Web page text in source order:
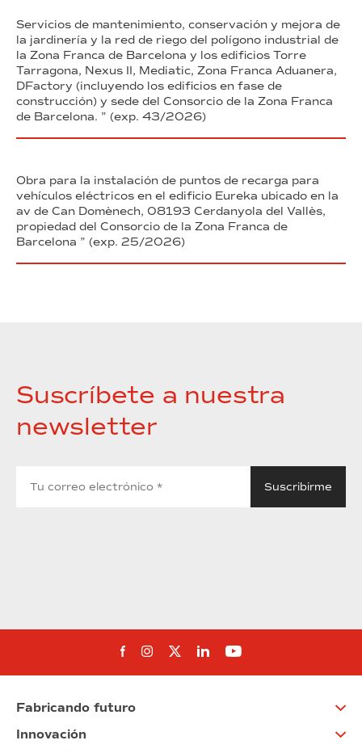
Servicios de mantenimiento, conservación y mejora de
la jardinería y la red de riego del polígono industrial de
la Zona Franca de Barcelona y los edificios Torre
Tarragona, Nexus II, Mediatic, Zona Franca Aduanera,
DFactory (incluyendo los edificios en fase de
construcción) y sede del Consorcio de la Zona Franca
de Barcelona. ” (exp. 43/2026)
Obra para la instalación de puntos de recarga para
vehículos eléctricos en el edificio Eureka ubicado en la
av de Can Domènech, 08193 Cerdanyola del Vallès,
propiedad del Consorcio de la Zona Franca de
Barcelona ” (exp. 25/2026)
Suscríbete a nuestra
newsletter
Síguenos en Facebook
Síguenos en Instagram
Síguenos en Twitter
Síguenos en Linkedin
Síguenos en
Fabricando futuro
Innovación